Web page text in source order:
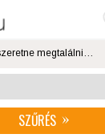
SZŰRÉS